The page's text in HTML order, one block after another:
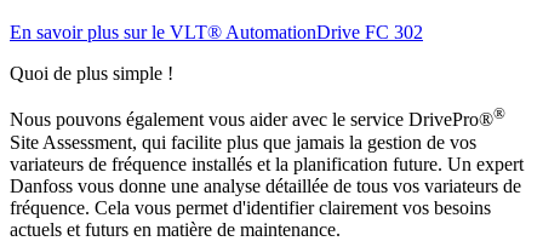
En savoir plus sur le VLT® AutomationDrive FC 302
Quoi de plus simple !
Nous pouvons également vous aider avec le service DrivePro®®
Site Assessment, qui facilite plus que jamais la gestion de vos
variateurs de fréquence installés et la planification future. Un expert
Danfoss vous donne une analyse détaillée de tous vos variateurs de
fréquence. Cela vous permet d'identifier clairement vos besoins
actuels et futurs en matière de maintenance.